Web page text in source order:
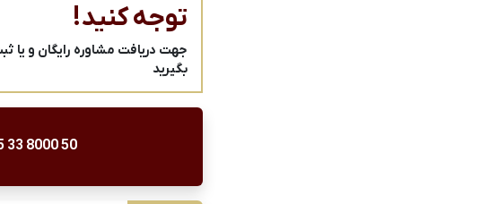
توجه کنید!
جهت دریافت مشاوره رایگان و یا
بگیرید
33 8000 50